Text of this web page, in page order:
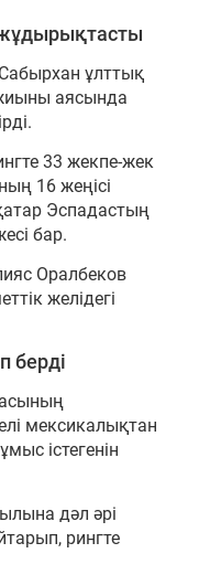
ұлттық
аясында
33 жекпе-жек
16 жеңісі
Эспадастың
бар.
Оралбеков
желідегі
берді
мексикалықтан
істегенін
дәл әрі
рингте